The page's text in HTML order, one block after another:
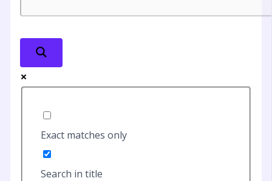
Exact matches only
Search in title